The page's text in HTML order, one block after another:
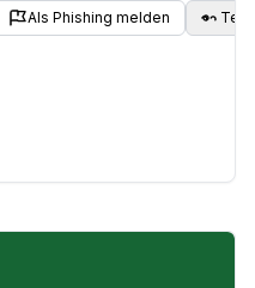
Als Phishing melden